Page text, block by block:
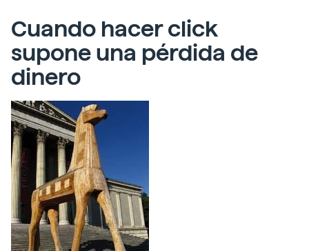
Cuando hacer click
supone una pérdida de
dinero